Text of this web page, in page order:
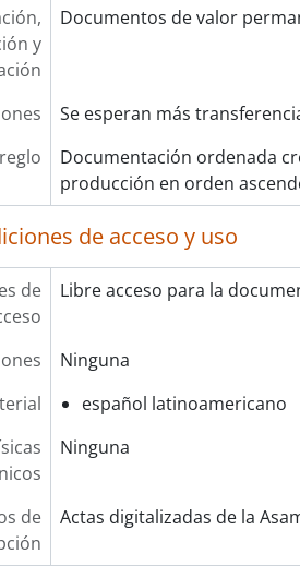
y
Documentos de valor
Se esperan más
Documentación ordenada
producción en orden
de acceso y uso
de
Libre acceso para la
Ninguna
español latinoamericano
Ninguna
de
Actas digitalizadas de la